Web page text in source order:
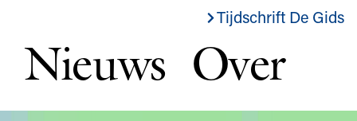
Tijdschrift De Gids
Nieuws Over